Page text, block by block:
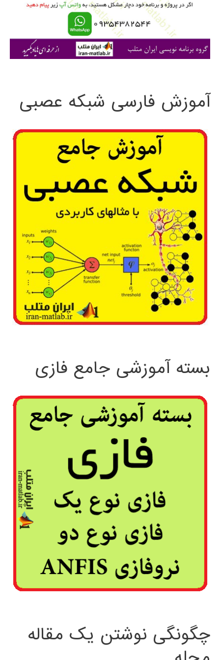
ی
آموزش فارسی شبکه عصبی
بسته آموزشی جامع فازی
چگونگی نوشتن یک مقاله